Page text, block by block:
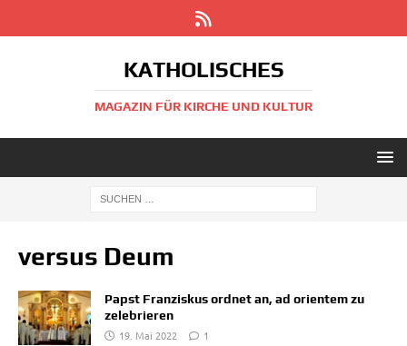
KATHOLISCHES
MAGAZIN FÜR KIRCHE UND KULTUR
versus Deum
Papst Franziskus ordnet an, ad orientem zu
zelebrieren
19. Mai 2022
1